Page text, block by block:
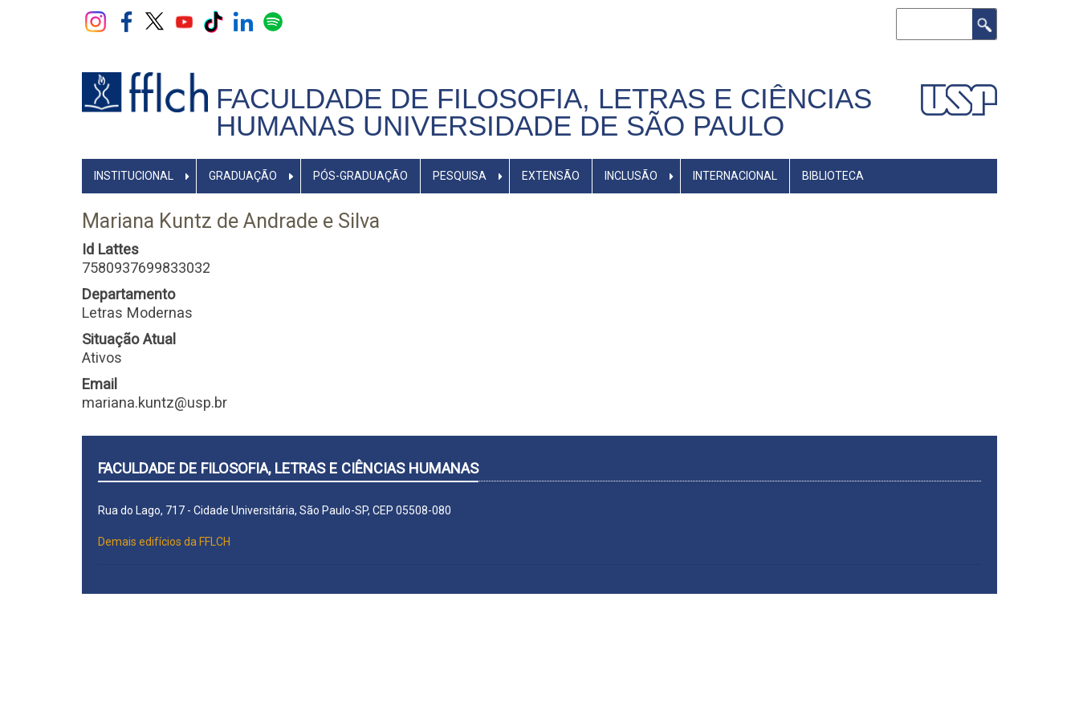
FACULDADE DE FILOSOFIA, LETRAS E CIÊNCIAS
HUMANAS UNIVERSIDADE DE SÃO PAULO
NAVEGADOR
PRINCIPAL
INSTITUCIONAL GRADUAÇÃO PÓS-GRADUAÇÃO PESQUISA EXTENSÃO INCLUSÃO INTERNACIONAL BIBLIOTECA
Mariana Kuntz de Andrade e Silva
Id Lattes
7580937699833032
Departamento
Letras Modernas
Situação Atual
Ativos
Email
mariana.kuntz@usp.br
FACULDADE DE FILOSOFIA, LETRAS E CIÊNCIAS HUMANAS
Rua do Lago, 717 - Cidade Universitária, São Paulo-SP, CEP 05508-080
Demais edifícios da FFLCH